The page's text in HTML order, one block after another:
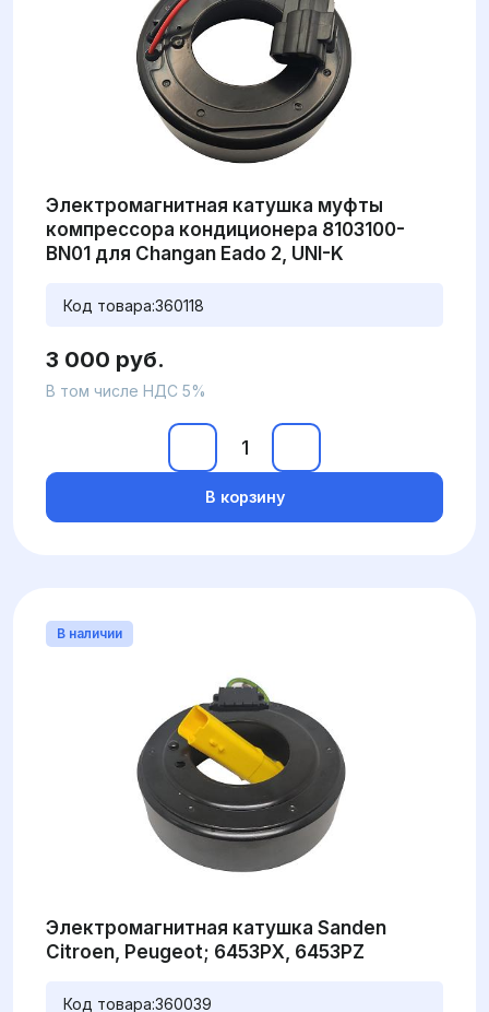
Электромагнитная катушка муфты
компрессора кондиционера 8103100-
BN01 для Changan Eado 2, UNI-K
Код товара:360118
3 000 руб.
В том числе НДС 5%
В корзину
В наличии
Электромагнитная катушка Sanden
Citroen, Peugeot; 6453PX, 6453PZ
Код товара:360039